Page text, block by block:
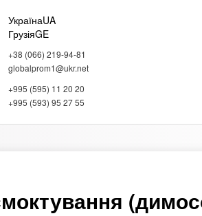
УкраїнаUA
ГрузіяGE
+38 (066) 219-94-81
globalprom1@ukr.net
+995 (595) 11 20 20
+995 (593) 95 27 55
ІНФОРМАЦІЯ ПРО КОМПАНІЮ